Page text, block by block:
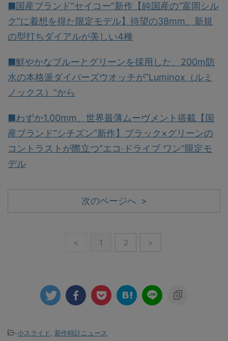
■国産ブランド“セイコー”新作【純国産の“富岡シル
ク”に着想を得た限定モデル】待望の38mm、新規
の型打ちダイアルが美しい4種
■鮮やかなブルーとグリーンを採用した、200m防
水の本格派ダイバーズウオッチが”Luminox（ルミ
ノックス）”から
■わずか1.00mm、世界最薄ムーヴメント搭載【国
産ブランド“シチズン”新作】ブラック×グリーンの
コントラストが際立つ“エコ‧ドライブ ワン”限定モ
デル
次のページへ >
< 1 2 >
-小スライド
新作時計ニュース